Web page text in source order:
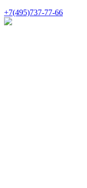
+7(495)737-77-66